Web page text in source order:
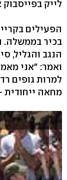
לייק
הפעילים
בכיר
הנגב והגליל,
ואמר: "אני
למרות גופים
מחאה